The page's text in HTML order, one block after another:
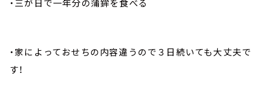
・三が日で一年分の蒲鉾を食べる
・家によっておせちの内容違うので３日続いても大丈夫で
す！